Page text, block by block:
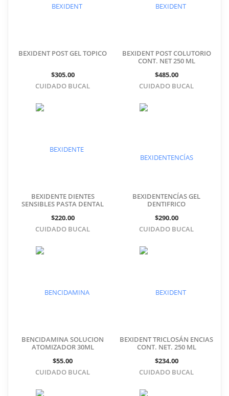
BEXIDENT POST GEL TOPICO
$305.00
CUIDADO BUCAL
BEXIDENT POST COLUTORIO
CONT. NET 250 ML
$485.00
CUIDADO BUCAL
BEXIDENTE DIENTES
SENSIBLES PASTA DENTAL
$220.00
CUIDADO BUCAL
BEXIDENTENCÍAS GEL
DENTIFRICO
$290.00
CUIDADO BUCAL
BENCIDAMINA SOLUCION
ATOMIZADOR 30ML
$55.00
CUIDADO BUCAL
BEXIDENT TRICLOSÁN ENCIAS
CONT. NET. 250 ML
$234.00
CUIDADO BUCAL